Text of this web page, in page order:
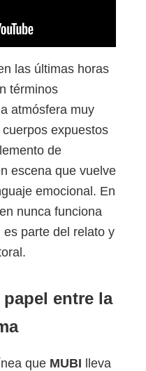
las últimas horas
términos
atmósfera muy
expuestos
de
escena que vuelve
emocional. En
nunca funciona
parte del relato y
entre la
que MUBI lleva